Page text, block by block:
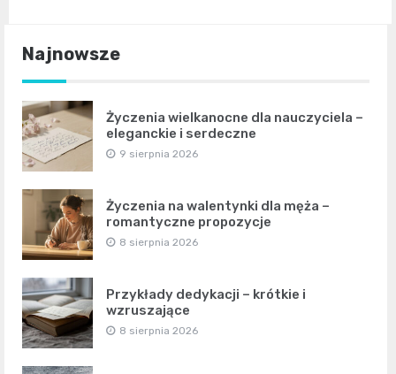
Najnowsze
Życzenia wielkanocne dla nauczyciela –
eleganckie i serdeczne
9 sierpnia 2026
Życzenia na walentynki dla męża –
romantyczne propozycje
8 sierpnia 2026
Przykłady dedykacji – krótkie i
wzruszające
8 sierpnia 2026